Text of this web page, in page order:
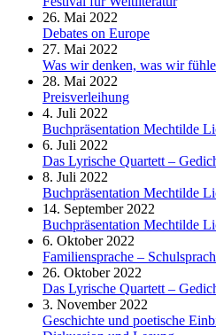
26. Mai 2022
Debates on Europe
27. Mai 2022
Was wir denken, was wir
28. Mai 2022
Preisverleihung
4. Juli 2022
Buchpräsentation Mechtilde
6. Juli 2022
Das Lyrische Quartett –
8. Juli 2022
Buchpräsentation Mechtilde
14. September 2022
Buchpräsentation Mechtilde
6. Oktober 2022
Familiensprache –
26. Oktober 2022
Das Lyrische Quartett –
3. November 2022
Geschichte und poetische